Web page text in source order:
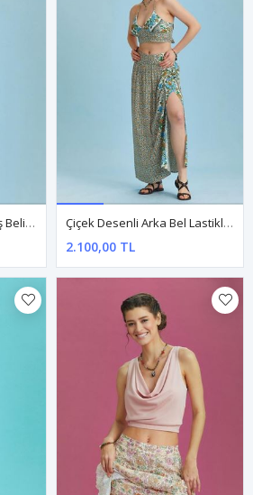
Çiçek Desen Sulu Kumaş Beli Lastikli Bohem Mini Etek Çiçek Desenli Arka Bel Lastikli Derin Yırtmaçlı Etek
2.100,00 TL